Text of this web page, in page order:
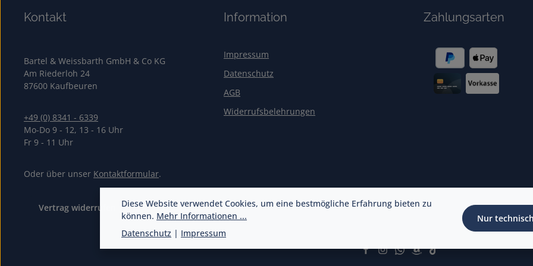
Kontakt
Bartel & Weissbarth GmbH & Co KG
Am Riederloh 24
87600 Kaufbeuren
+49 (0) 8341 - 6339
Mo-Do 9 - 12, 13 - 16 Uhr
Fr 9 - 11 Uhr
Oder über unser Kontaktformular.
Vertrag widerrufen
Information
Impressum
Datenschutz
AGB
Widerrufsbelehrungen
Zahlungsarten
Diese Website verwendet Cookies, um eine bestmögliche Erfahrung bieten zu
können. Mehr Informationen ...
Datenschutz | Impressum
Nur